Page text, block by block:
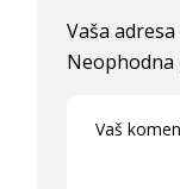
Vaša